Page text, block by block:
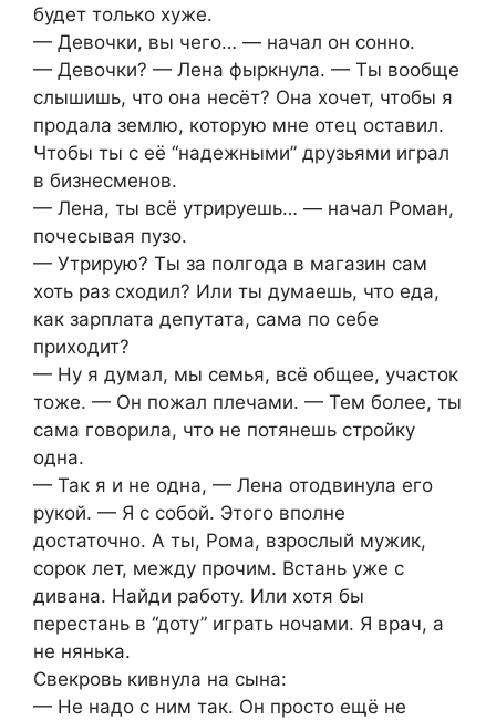
будет только хуже.
— Девочки, вы чего… — начал он сонно.
— Девочки? — Лена фыркнула. — Ты вообще
слышишь, что она несёт? Она хочет, чтобы я
продала землю, которую мне отец оставил.
Чтобы ты с её “надежными” друзьями играл
в бизнесменов.
— Лена, ты всё утрируешь… — начал Роман,
почесывая пузо.
— Утрирую? Ты за полгода в магазин сам
хоть раз сходил? Или ты думаешь, что еда,
как зарплата депутата, сама по себе
приходит?
— Ну я думал, мы семья, всё общее, участок
тоже. — Он пожал плечами. — Тем более, ты
сама говорила, что не потянешь стройку
одна.
— Так я и не одна, — Лена отодвинула его
рукой. — Я с собой. Этого вполне
достаточно. А ты, Рома, взрослый мужик,
сорок лет, между прочим. Встань уже с
дивана. Найди работу. Или хотя бы
перестань в “доту” играть ночами. Я врач, а
не нянька.
Свекровь кивнула на сына:
— Не надо с ним так. Он просто ещё не